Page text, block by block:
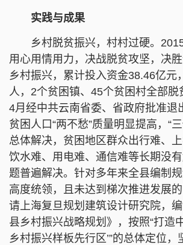
实践与成果
乡村脱贫振兴，村村过硬。
用心用情用力，决战脱贫攻坚，决
乡村振兴，累计投入资金38.46亿元
人，2个贫困镇、45个贫困村全部脱
4月经中共云南省委、省政府批准退
贫困人口“两不愁”质量明显提高，“
总体解决，贫困地区群众出行难、上
饮水难、用电难、通信难等长期没
题普遍解决。针对多年来全县编制
高度统领，且未达到梯次推进发展
请上海复旦规划建筑设计研究院，
县乡村振兴战略规划》，按照“打造
乡村振兴样板先行区’”的总体定位，